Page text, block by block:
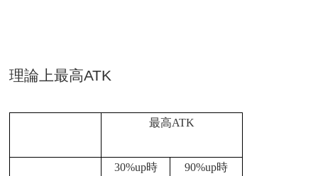
理論上最高ATK
最高ATK
30%up時 90%up時